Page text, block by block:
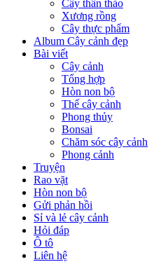
Cây thân thảo
Xương rồng
Cây thực phẩm
Album Cây cảnh đẹp
Bài viết
Cây cảnh
Tổng hợp
Hòn non bộ
Thế cây cảnh
Phong thủy
Bonsai
Chăm sóc cây cảnh
Phong cảnh
Truyện
Rao vặt
Hòn non bộ
Gửi phản hồi
Sỉ và lẻ cây cảnh
Hỏi đáp
Ô tô
Liên hệ